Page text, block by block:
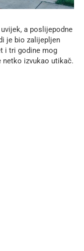
a poslijepodne
je bio zalijepljen
i tri godine mog
netko izvukao utikač.